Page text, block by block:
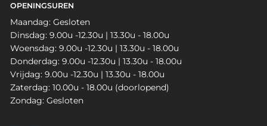
OPENINGSUREN
Maandag: Gesloten
Dinsdag: 9.00u -12.30u | 13.30u - 18.00u
Woensdag: 9.00u -12.30u | 13.30u - 18.00u
Donderdag: 9.00u -12.30u | 13.30u - 18.00u
Vrijdag: 9.00u -12.30u | 13.30u - 18.00u
Zaterdag: 10.00u - 18.00u (doorlopend)
Zondag: Gesloten